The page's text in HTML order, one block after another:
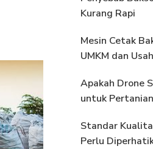
Kurang Rapi
Mesin Cetak
UMKM dan
Apakah Drone
untuk
Standar
Perlu